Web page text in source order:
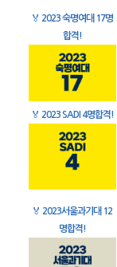
🏅 2023 숙명여대 17명
합격!
🏅 2023 SADI 4명합격!
🏅 2023서울과기대 12
명합격!